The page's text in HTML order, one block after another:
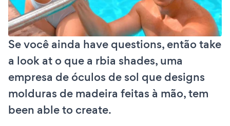
Se você ainda have questions, então take
a look at o que a rbia shades, uma
empresa de óculos de sol que designs
molduras de madeira feitas à mão, tem
been able to create.